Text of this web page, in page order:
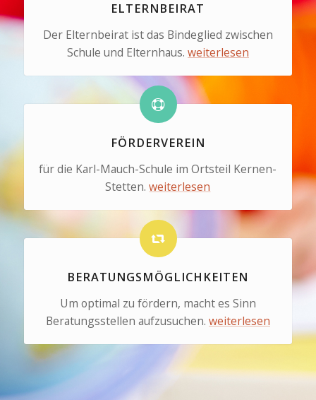
ELTERNBEIRAT
Der Elternbeirat ist das Bindeglied zwischen
Schule und Elternhaus. weiterlesen
FÖRDERVEREIN
für die Karl-Mauch-Schule im Ortsteil Kernen-
Stetten.weiterlesen
BERATUNGSMÖGLICHKEITEN
Um optimal zu fördern, macht es Sinn
Beratungsstellen aufzusuchen. weiterlesen